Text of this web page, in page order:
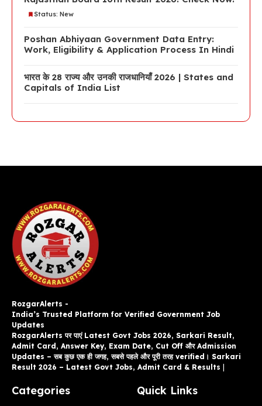
Status: New
Poshan Abhiyaan Government Data Entry:
Work, Eligibility & Application Process In Hindi
भारत के 28 राज्य और उनकी राजधानियाँ 2026 | States and
Capitals of India List
RozgarAlerts -
India’s Trusted Platform for Verified Government Job
Updates
RozgarAlerts पर पाएं Latest Govt Jobs 2026, Sarkari Result,
Admit Card, Answer Key, Exam Date, Cut Off और Admission
Updates – सब कुछ एक ही जगह, सबसे पहले और पूरी तरह verified। Sarkari
Result 2026 – Latest Govt Jobs, Admit Card & Results
Categories Quick Links